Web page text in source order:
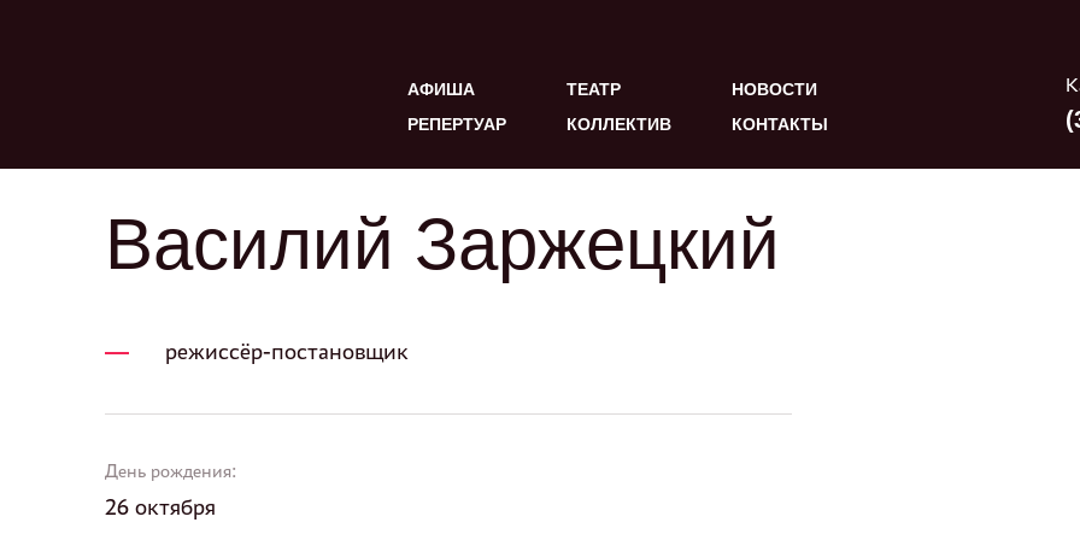
АФИША
РЕПЕРТУАР
ТЕАТР
КОЛЛЕКТИВ
НОВОСТИ
КОНТАКТЫ
Василий Заржецкий
режиссёр-постановщик
День рождения:
26 октября